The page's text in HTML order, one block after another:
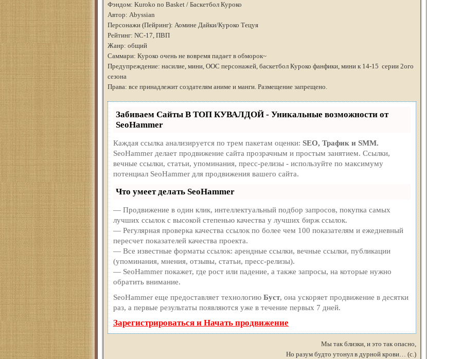
Фэндом: Kuroko no Basket / Баскетбол Куроко
Автор: Abyssian
Персонажи (Пейринг): Аомине Дайки/Куроко Тецуя
Рейтинг: NC-17, ПВП
Жанр: общий
Саммари: Куроко очень не вовремя падает в обморок~
Предупреждение: насилие, мини, ООС персонажей, баскетбол Куроко фанфики, мини к 14-15 серии 2ого
сезона
Права: все принадлежит создателям аниме и манги. Размещение запрещено.
Забиваем Сайты В ТОП КУВАЛДОЙ - Уникальные возможности от
SeoHammer
Каждая ссылка анализируется по трем пакетам оценки: SEO, Трафик и SMM.
SeoHammer делает продвижение сайта прозрачным и простым занятием. Ссылки,
вечные ссылки, статьи, упоминания, пресс-релизы - используйте по максимуму
потенциал SeoHammer для продвижения вашего сайта.
Что умеет делать SeoHammer
— Продвижение в один клик, интеллектуальный подбор запросов, покупка самых
лучших ссылок с высокой степенью качества у лучших бирж ссылок.
— Регулярная проверка качества ссылок по более чем 100 показателям и ежедневный
пересчет показателей качества проекта.
— Все известные форматы ссылок: арендные ссылки, вечные ссылки, публикации
(упоминания, мнения, отзывы, статьи, пресс-релизы).
— SeoHammer покажет, где рост или падение, а также запросы, на которые нужно
обратить внимание.
SeoHammer еще предоставляет технологию Буст, она ускоряет продвижение в десятки
раз, а первые результаты появляются уже в течение первых 7 дней.
Зарегистрироваться и Начать продвижение
Мы так близки, и это так опасно,
Но разум будто утонул в дурной крови… (с.)